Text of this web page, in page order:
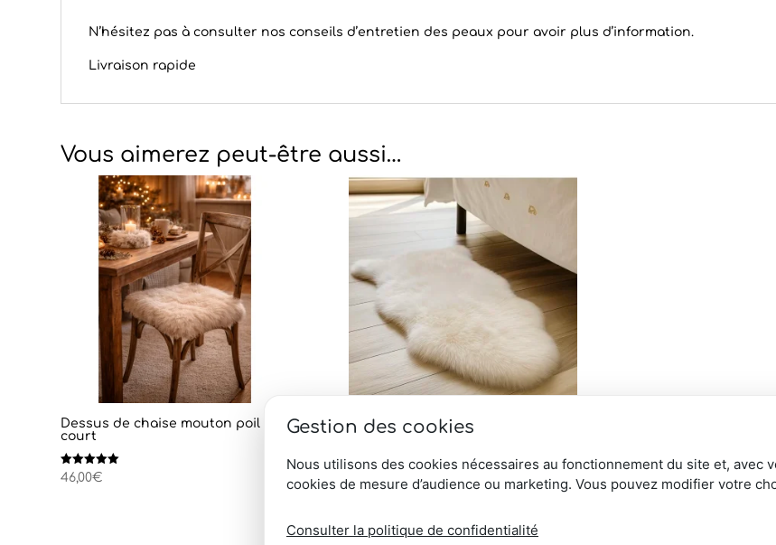
N’hésitez pas à consulter nos conseils d’entretien des peaux pour avoir plus d’information.
Livraison rapide
Vous aimerez peut-être aussi…
Dessus de chaise mouton poil
court
Note
5.00
46,00€
Peau de mouton NZ blanche
Note
4.67
sur 5
98,00 €
Gestion des cookies
Nous utilisons des cookies nécessaires au fonctionnement du site et, avec
cookies de mesure d’audience ou marketing. Vous pouvez modifier votre
Consulter la politique de confidentialité